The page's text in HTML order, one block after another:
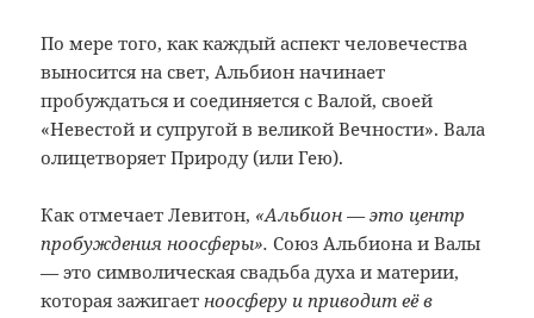
По мере того, как каждый аспект человечества
выносится на свет, Альбион начинает
пробуждаться и соединяется с Валой, своей
«Невестой и супругой в великой Вечности». Вала
олицетворяет Природу (или Гею).
Как отмечает Левитон, «Альбион — это центр
пробуждения ноосферы». Союз Альбиона и Валы
— это символическая свадьба духа и материи,
которая зажигаетноосферу и приводит её в